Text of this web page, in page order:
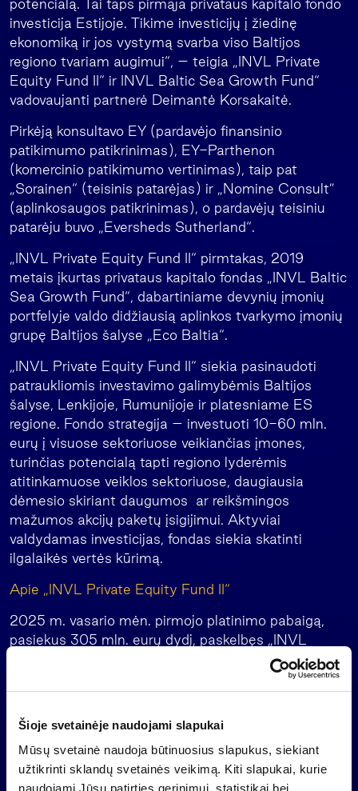
Šioje svetainėje naudojami slapukai
Mūsų svetainė naudoja būtinuosius slapukus, siekiant
užtikrinti sklandų svetainės veikimą. Kiti slapukai, kurie
naudojami Jūsų patirties gerinimui, statistikai bei
potencialą. Tai taps pirmąja privataus kapitalo fondo
investicija Estijoje. Tikime investicijų į žiedinę
ekonomiką ir jos vystymą svarba viso Baltijos
regiono tvariam augimui“, – teigia „INVL Private
Equity Fund II“ ir INVL Baltic Sea Growth Fund“
vadovaujanti partnerė Deimantė Korsakaitė.
Pirkėją konsultavo EY (pardavėjo finansinio
patikimumo patikrinimas), EY-Parthenon
(komercinio patikimumo vertinimas), taip pat
„Sorainen“ (teisinis patarėjas) ir „Nomine Consult”
(aplinkosaugos patikrinimas), o pardavėjų teisiniu
patarėju buvo „Eversheds Sutherland“.
„INVL Private Equity Fund II“ pirmtakas, 2019
metais įkurtas privataus kapitalo fondas „INVL Baltic
Sea Growth Fund“, dabartiniame devynių įmonių
portfelyje valdo didžiausią aplinkos tvarkymo įmonių
grupę Baltijos šalyse „Eco Baltia“.
„INVL Private Equity Fund II“ siekia pasinaudoti
patraukliomis investavimo galimybėmis Baltijos
šalyse, Lenkijoje, Rumunijoje ir platesniame ES
regione. Fondo strategija – investuoti 10-60 mln.
eurų į visuose sektoriuose veikiančias įmones,
turinčias potencialą tapti regiono lyderėmis
atitinkamuose veiklos sektoriuose, daugiausia
dėmesio skiriant daugumos ar reikšmingos
mažumos akcijų paketų įsigijimui. Aktyviai
valdydamas investicijas, fondas siekia skatinti
ilgalaikės vertės kūrimą.
Apie „INVL Private Equity Fund II“
2025 m. vasario mėn. pirmojo platinimo pabaigą,
pasiekus 305 mln. eurų dydį, paskelbęs „INVL
Private Equity Fund II“ yra didžiausias privataus
kapitalo fondas Baltijos šalyse. Jis siekia sukurti
diversifikuotą portfelį, įsigydamas daugumos arba
reikšmingos mažumos akcijų paketus
investuodamas 10-60 mln. eurų į sparčiai augančias
įmones. Fondas orientuojasi į verslus, turinčius
stiprų potencialą augti ir konkuruoti didėjančios